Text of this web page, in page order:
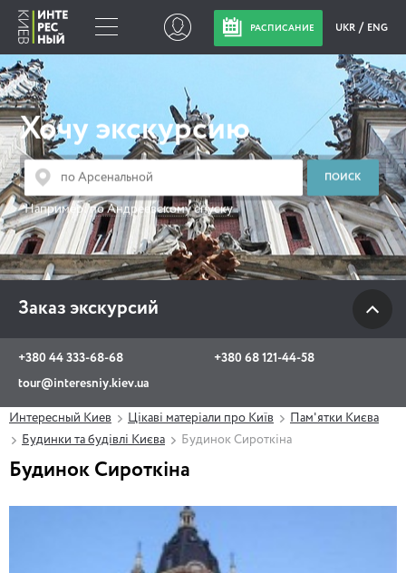
РАСПИСАНИЕ UKR ENG
Хочу экскурсию
Например:по Андреевскому спуску
Заказ экскурсий
+380 44 333-68-68
+380 68 121-44-58
tour@interesniy.kiev.ua
Заказ экскурсий
+380 44 333-68-68
+380 68 121-44-58
tour@interesniy.kiev.ua
с 10.00 до 19:30 ежедневно
Интересный Киев Цікаві матеріали про Київ
Пам'ятки Києва
Будинки та будівлі Києва
Будинок Сироткіна
Будинок Сироткіна